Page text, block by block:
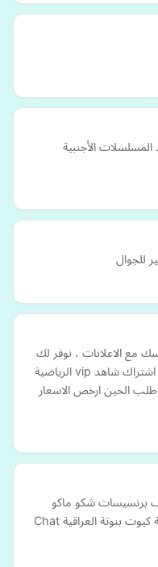
المسلسلات الأجنبية
للجوال
مع الاعلانات ، نوفر لك
اشتراك يوتيوب بريميوم بدون اعلانات و اشتراك شاهد vip الرياضية
الحين ارخص الاسعار
برنسيسات شكو ماكو
شات عراقي عربي للجوال جات رومانسية كيوت بنوتة العراقية Chat